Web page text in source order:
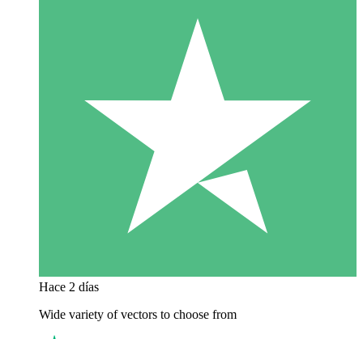
Hace 2 días
Wide variety of vectors to choose from